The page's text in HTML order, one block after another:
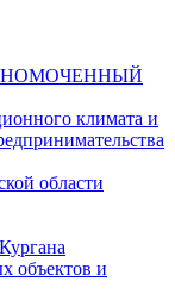
климата и
области
объектов и